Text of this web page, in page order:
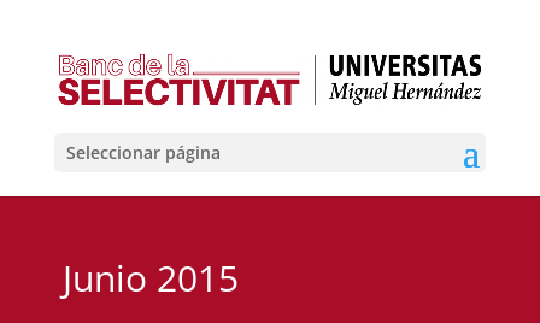
Seleccionar página
Junio 2015